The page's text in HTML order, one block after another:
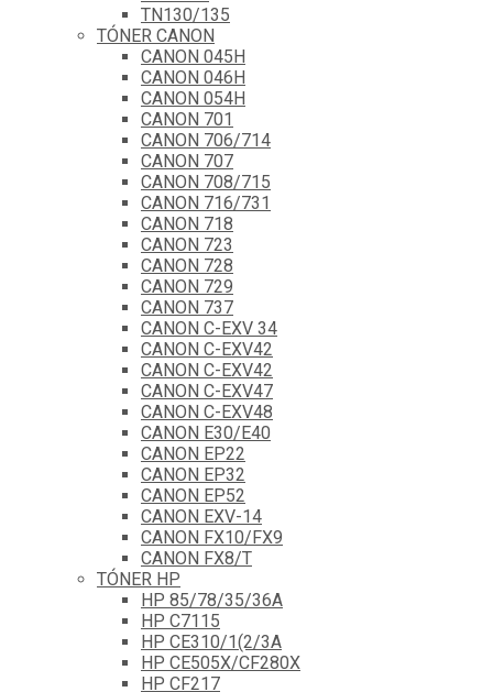
TN130/135
TÓNER CANON
CANON 045H
CANON 046H
CANON 054H
CANON 701
CANON 706/714
CANON 707
CANON 708/715
CANON 716/731
CANON 718
CANON 723
CANON 728
CANON 729
CANON 737
CANON C-EXV 34
CANON C-EXV42
CANON C-EXV42
CANON C-EXV47
CANON C-EXV48
CANON E30/E40
CANON EP22
CANON EP32
CANON EP52
CANON EXV-14
CANON FX10/FX9
CANON FX8/T
TÓNER HP
HP 85/78/35/36A
HP C7115
HP CE310/1(2/3A
HP CE505X/CF280X
HP CF217